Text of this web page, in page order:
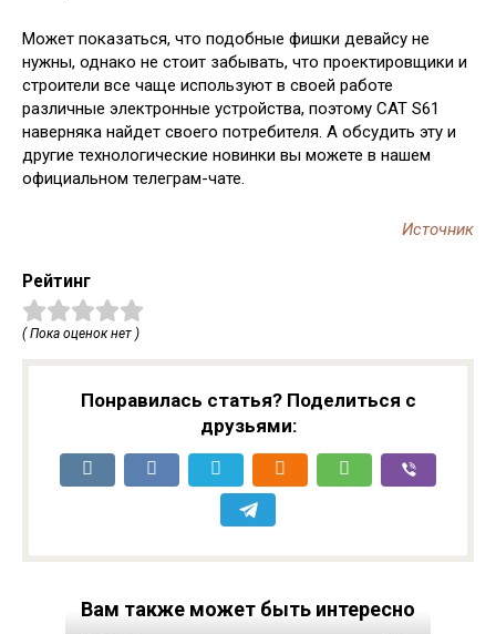
Может показаться, что подобные фишки девайсу не
нужны, однако не стоит забывать, что проектировщики и
строители все чаще используют в своей работе
различные электронные устройства, поэтому CAT S61
наверняка найдет своего потребителя. А обсудить эту и
другие технологические новинки вы можете в нашем
официальном телеграм-чате.
Источник
Рейтинг
( Пока оценок нет )
Понравилась статья? Поделиться с
друзьями:
Вам также может быть интересно